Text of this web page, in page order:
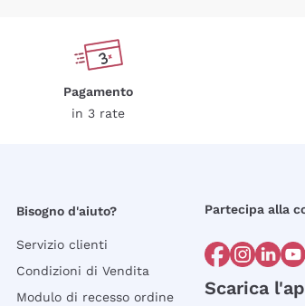
Pagamento
in 3 rate
Bisogno d'aiuto?
Servizio clienti
Condizioni di Vendita
Modulo di recesso ordine
Partecipa alla
Scarica